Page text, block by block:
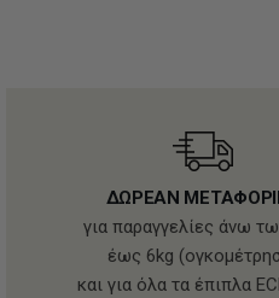
ΔΩΡΕΑΝ
για παραγγελίες άνω
έως 6kg
και για όλα τα έπιπλα